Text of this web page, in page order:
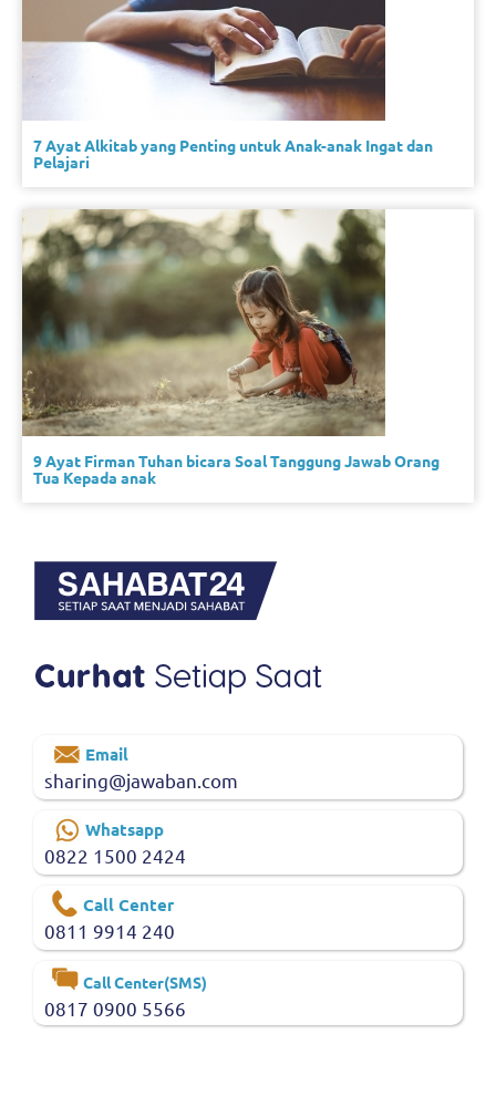
7 Ayat Alkitab yang Penting untuk Anak-anak Ingat dan
Pelajari
9 Ayat Firman Tuhan bicara Soal Tanggung Jawab Orang
Tua Kepada anak
Email
sharing@jawaban.com
Whatsapp
0822 1500 2424
Call Center
0811 9914 240
Call Center(SMS)
0817 0900 5566